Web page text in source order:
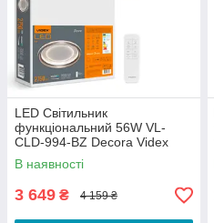
LED Світильник
функціональний 56W VL-
CLD-994-BZ Decora Videx
В наявності
3 649 ₴ 4 159 ₴